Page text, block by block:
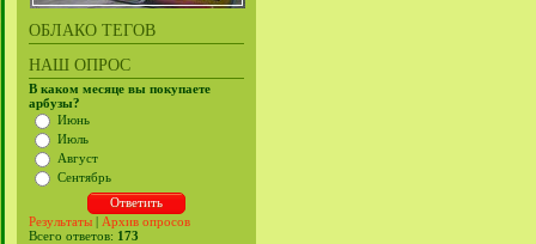
ОБЛАКО ТЕГОВ
НАШ ОПРОС
В каком месяце вы покупаете
арбузы?
Июнь
Июль
Август
Сентябрь
Результаты | Архив опросов
Всего ответов: 173